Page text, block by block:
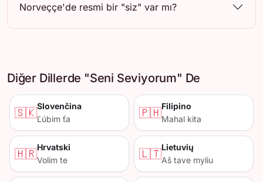
Norveççe'de resmi bir "siz" var mı?
Diğer Dillerde "Seni Seviyorum" De
🇸🇰Slovenčina
Ľúbim ťa
🇵🇭Filipino
Mahal kita
🇭🇷Hrvatski
Volim te
🇱🇹Lietuvių
Aš tave myliu